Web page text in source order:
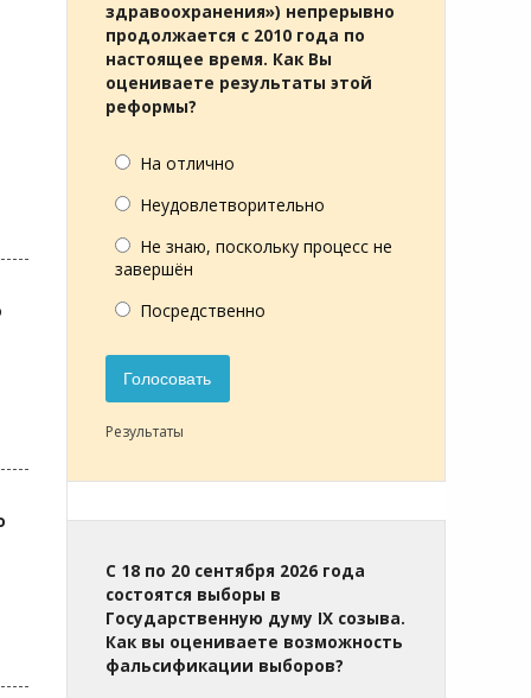
здравоохранения») непрерывно
продолжается с 2010 года по
настоящее время. Как Вы
оцениваете результаты этой
реформы?
На отлично
Неудовлетворительно
Не знаю, поскольку процесс не
завершён
Посредственно
Голосовать
Результаты
С 18 по 20 сентября 2026 года
состоятся выборы в
Государственную думу IX созыва.
Как вы оцениваете возможность
фальсификации выборов?